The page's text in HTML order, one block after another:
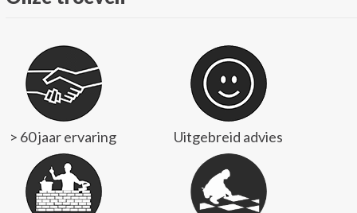
> 60 jaar ervaring Uitgebreid advies